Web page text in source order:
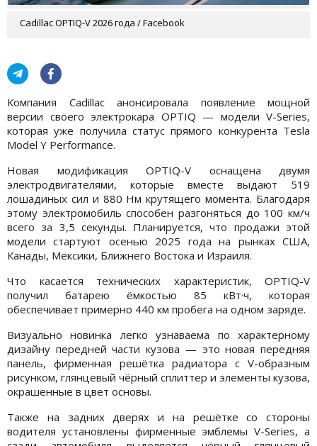
Cadillac OPTIQ-V 2026 года / Facebook
Компания Cadillac анонсировала появление мощной
версии своего электрокара OPTIQ — модели V-Series,
которая уже получила статус прямого конкурента Tesla
Model Y Performance.
Новая модификация OPTIQ-V оснащена двумя
электродвигателями, которые вместе выдают 519
лошадиных сил и 880 Нм крутящего момента. Благодаря
этому электромобиль способен разгоняться до 100 км/ч
всего за 3,5 секунды. Планируется, что продажи этой
модели стартуют осенью 2025 года на рынках США,
Канады, Мексики, Ближнего Востока и Израиля.
Что касается технических характеристик, OPTIQ-V
получил батарею ёмкостью 85 кВт·ч, которая
обеспечивает примерно 440 км пробега на одном заряде.
Визуально новинка легко узнаваема по характерному
дизайну передней части кузова — это новая передняя
панель, фирменная решётка радиатора с V-образным
рисунком, глянцевый чёрный сплиттер и элементы кузова,
окрашенные в цвет основы.
Также на задних дверях и на решётке со стороны
водителя установлены фирменные эмблемы V-Series, а